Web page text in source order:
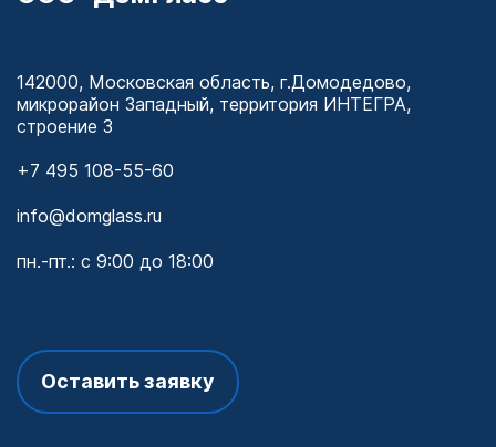
142000, Московская область, г.Домодедово,
микрорайон Западный, территория ИНТЕГРА,
строение 3
+7 495 108-55-60
info@domglass.ru
пн.-пт.: с 9:00 до 18:00
Оставить заявку